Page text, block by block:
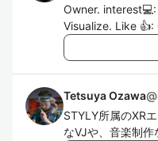
Owner.
Visualize. Like
Tetsuya Ozawa@
STYLY所属のXR
なVJや、音楽制作